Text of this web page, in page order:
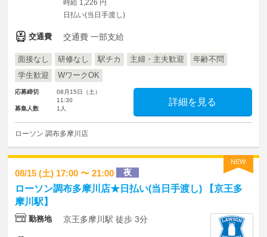
時給 1,226 円
日払い(当日手渡し)
交通費 交通費 一部支給
面接なし 研修なし 駅チカ 主婦・主夫歓迎
年齢不問
学生歓迎
WワークOK
応募締切
08月15日（土）
11:30
募集人数
1人
詳細を見る
ローソン 調布多摩川店
NEW
08/15 (土) 17:00 〜 21:00 夜
ローソン調布多摩川店★日払い(当日手渡し) 【京王多
摩川駅】
勤務地 京王多摩川駅 徒歩 3分